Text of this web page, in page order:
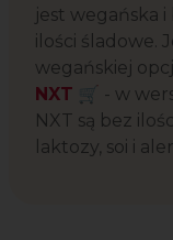
jest wegańska
ilości śladowe.
wegańskiej
NXT 🛒 - w
NXT są bez
laktozy, soi i